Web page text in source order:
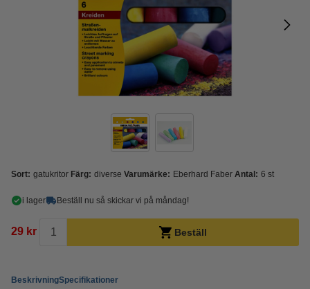
Sort: gatukritor Färg: diverse Varumärke: Eberhard Faber Antal: 6 st
i lager Beställ nu så skickar vi på måndag!
29 kr Beställ
BeskrivningSpecifikationer